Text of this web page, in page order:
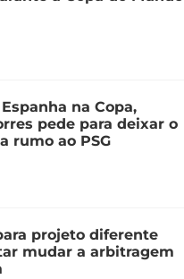
na Copa,
pede para deixar o
rumo ao PSG
projeto diferente
mudar a arbitragem